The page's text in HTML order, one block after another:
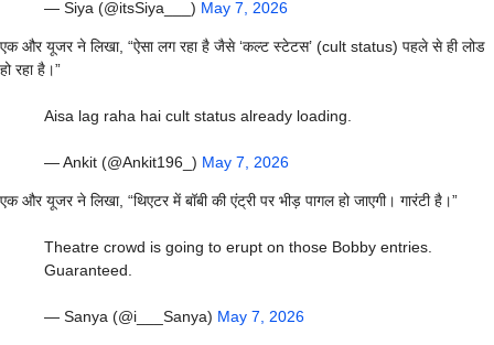
— Siya (@itsSiya___) May 7, 2026
एक और यूजर ने लिखा, “ऐसा लग रहा है जैसे ‘कल्ट स्टेटस’ (cult status) पहले से ही लोड
हो रहा है।”
Aisa lag raha hai cult status already loading.
— Ankit (@Ankit196_) May 7, 2026
एक और यूजर ने लिखा, “थिएटर में बॉबी की एंट्री पर भीड़ पागल हो जाएगी। गारंटी है।”
Theatre crowd is going to erupt on those Bobby entries.
Guaranteed.
— Sanya (@i___Sanya) May 7, 2026